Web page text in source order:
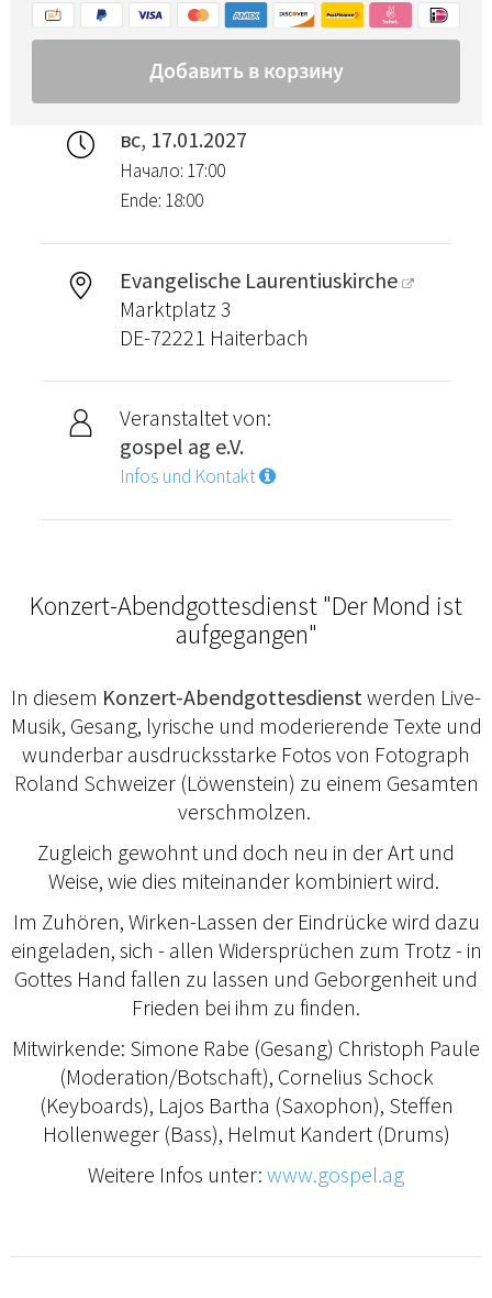
вс, 17.01.2027
Начало: 17:00
Ende: 18:00
Evangelische Laurentiuskirche
Marktplatz 3
DE-72221 Haiterbach
Veranstaltet von:
gospel ag e.V.
Infos und Kontakt
Konzert-Abendgottesdienst "Der Mond ist
aufgegangen"
In diesem Konzert-Abendgottesdienstwerden Live-
Musik, Gesang, lyrische und moderierende Texte und
wunderbar ausdrucksstarke Fotos von Fotograph
Roland Schweizer (Löwenstein) zu einem Gesamten
verschmolzen.
Zugleich gewohnt und doch neu in der Art und
Weise, wie dies miteinander kombiniert wird.
Im Zuhören, Wirken-Lassen der Eindrücke wird dazu
eingeladen, sich - allen Widersprüchen zum Trotz - in
Gottes Hand fallen zu lassen und Geborgenheit und
Frieden bei ihm zu finden.
Mitwirkende: Simone Rabe (Gesang) Christoph Paule
(Moderation/Botschaft), Cornelius Schock
(Keyboards), Lajos Bartha (Saxophon), Steffen
Hollenweger (Bass), Helmut Kandert (Drums)
Weitere Infos unter: www.gospel.ag